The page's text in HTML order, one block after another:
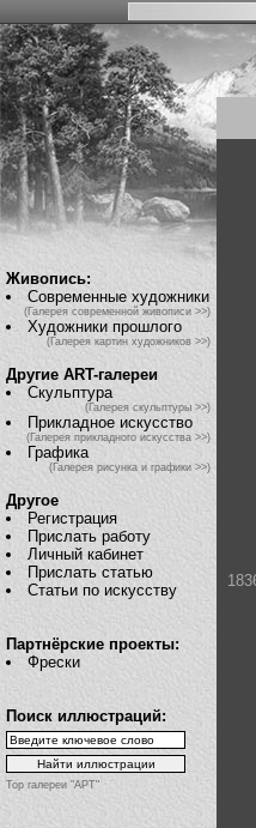
Живопись:
Современные художники
(Галерея современной живописи >>)
Художники прошлого
(Галерея картин художников >>)
Другие ART-галереи
Скульптура
(Галерея скульптуры >>)
Прикладное искусство
(Галерея прикладного искусства >>)
Графика
(Галерея рисунка и графики >>)
Другое
Регистрация
Прислать работу
Личный кабинет
Прислать статью
Статьи по искусству
Партнёрские проекты:
Фрески
Поиск иллюстраций:
Top галереи "АРТ"